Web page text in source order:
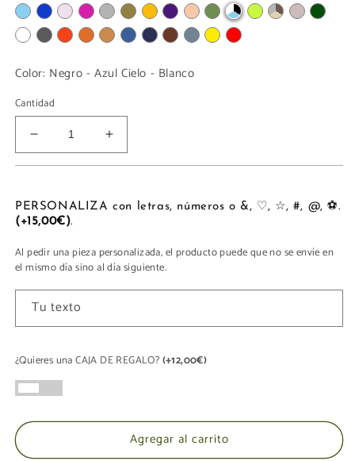
Color: Negro - Azul Cielo - Blanco
Cantidad
Reducir
cantidad
MIDI
Aumentar
cantidad
MIDI
PERSONALIZA con letras, números o &, ♡, ☆, #, @, ⚽.
(+15,00€).
Al pedir una pieza personalizada, el producto puede que no se envíe en
el mismo día sino al día siguiente.
Tu texto
¿Quieres una CAJA DE REGALO?(+12,00€)
Agregar al carrito